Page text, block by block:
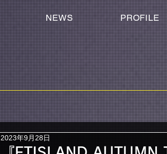
NEWS PROFILE
2023年9月28日